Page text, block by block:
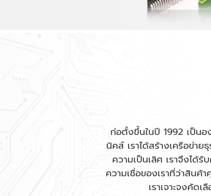
ก่อตั้งขึ้นในปี 1992 เป็น
นิคส์ เราได้สร้างเครือข่า
ความเป็นเลิศ เราจึงได้
ความเชื่อของเราที่ว่าสิน
เราเจาะจงคัด